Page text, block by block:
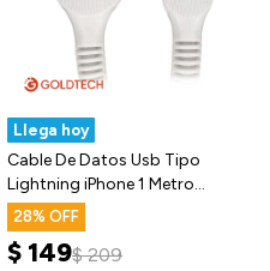
Llega hoy
Cable De Datos Usb Tipo
Lightning iPhone 1 Metro
Goldtech Ax
28
$ 149$ 209